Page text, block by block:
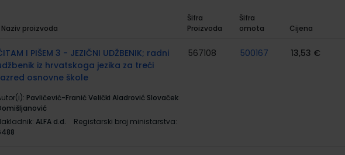
Naziv proizvoda
Šifra
Proizvoda
Šifra
omota
Cijena
I PIŠEM 3 - JEZIČNI UDŽBENIK; radni
iz hrvatskoga jezika za treći
osnovne škole
Pavličević-Franić Velički Aladrović Slovaček
ALFA d.d.
Registarski broj ministarstva:
567108 500167 13,53 €